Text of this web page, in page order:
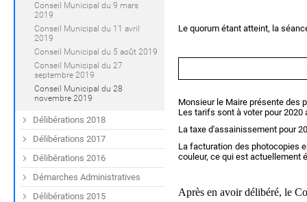
Le quorum étant atteint, la
Monsieur le Maire présente des
Les tarifs sont à voter pour 2020
La taxe d'assainissement pour
La facturation des photocopies
couleur, ce qui est actuellement
Après en avoir délibéré, le
Conseil Municipal du 9 mars
2019
Conseil Municipal du 11 avril
2019
Conseil Municipal du 5 août 2019
Conseil Municipal du 27
septembre 2019
Conseil Municipal du 28
novembre 2019
Délibérations 2018
Délibérations 2017
Délibérations 2016
Démarches Administratives
Délibérations 2015